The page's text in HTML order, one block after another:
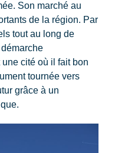
Son marché au
de la région. Par
tout au long de
démarche
cité où il fait bon
tournée vers
grâce à un